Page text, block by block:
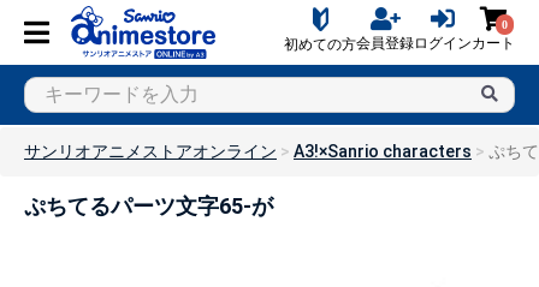
初めての方会員登録ログイン
0
カート
サンリオアニメストアオンライン A3!×Sanrio characters ぷち
ぷちてるパーツ文字65-が